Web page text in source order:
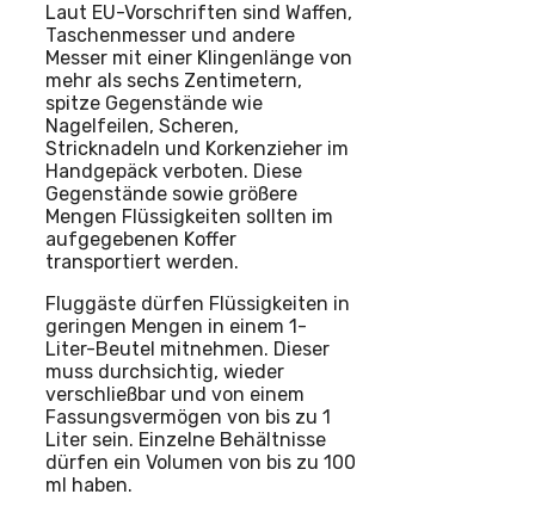
Laut EU-Vorschriften sind Waffen,
Taschenmesser und andere
Messer mit einer Klingenlänge von
mehr als sechs Zentimetern,
spitze Gegenstände wie
Nagelfeilen, Scheren,
Stricknadeln und Korkenzieher im
Handgepäck verboten. Diese
Gegenstände sowie größere
Mengen Flüssigkeiten sollten im
aufgegebenen Koffer
transportiert werden.
Fluggäste dürfen Flüssigkeiten in
geringen Mengen in einem 1-
Liter-Beutel mitnehmen. Dieser
muss durchsichtig, wieder
verschließbar und von einem
Fassungsvermögen von bis zu 1
Liter sein. Einzelne Behältnisse
dürfen ein Volumen von bis zu 100
ml haben.